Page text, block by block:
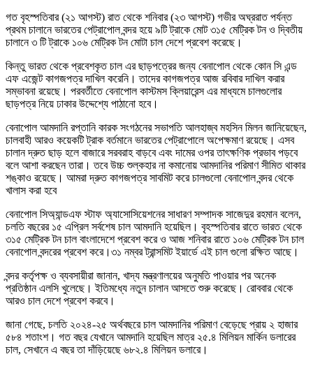
গত বৃহস্পতিবার (২১ আগস্ট) রাত থেকে শনিবার (২৩ আগস্ট) গভীর অঘ্ররাত পর্যন্ত
প্রথম চালানে ভারতের পেট্রাপোল বন্দর হয়ে ৯টি ট্রাকে মোট ৩১৫ মেট্রিক টন ও দ্বিতীয়
চালানে ৩ টি ট্রাকে ১০৬ মেট্রিক টন মোটা চাল দেশে প্রবেশ করেছে।
কিন্তু ভারত থেকে প্রবেশকৃত চাল এর ছাড়পত্রের জন্য বেনাপোল থেকে কোন সি এন্ড
এফ এজেন্ট কাগজপত্র দাখিল করেনি। তাদের কাগজপত্র আজ রবিবার দাখিল করার
সম্ভাবনা রয়েছে। পরবর্তীতে বেনাপোল কাস্টমস ক্লিয়ারেন্স এর মাধ্যমে চালগুলোর
ছাড়পত্র নিয়ে ঢাকার উদ্দেশ্যে পাঠানো হবে।
বেনাপোল আমদানি রপ্তানি কারক সংগঠনের সভাপতি আলহাজ্ব মহসিন মিলন জানিয়েছেন,
চালবাহী আরও কয়েকটি ট্রাক বর্তমানে ভারতের পেট্রাপোলে অপেক্ষমাণ রয়েছে। এসব
চালান দ্রুত ছাড় হলে বাজারে সরবরাহ বাড়বে এবং দামের ওপর তাৎক্ষণিক প্রভাব পড়বে
বলে আশা করছেন তারা। তবে উচ্চ শুল্কহার না কমানোয় আমদানির পরিমাণ সীমিত থাকার
শঙ্কাও রয়েছে। আমরা দ্রুত কাগজপত্র সাবমিট করে চালগুলো বেনাপোল বন্দর থেকে
খালাস করা হবে
বেনাপোল সিঅ্যান্ডএফ স্টাফ অ্যাসোসিয়েশনের সাধারণ সম্পাদক সাজেদুর রহমান বলেন,
চলতি বছরের ১৫ এপ্রিল সর্বশেষ চাল আমদানি হয়েছিল। বৃহস্পতিবার রাতে ভারত থেকে
৩১৫ মেট্রিক টন চাল বাংলাদেশে প্রবেশ করে ও আজ শনিবার রাতে ১০৬ মেট্রিক টন চাল
বেনাপোল বন্দরের প্রবেশ করে।৩১ নম্বর ট্রান্সমিট ইয়ার্ডে এই চাল গুলো রক্ষিত আছে।
বন্দর কর্তৃপক্ষ ও ব্যবসায়ীরা জানান, খাদ্য মন্ত্রণালয়ের অনুমতি পাওয়ার পর অনেক
প্রতিষ্ঠান এলসি খুলেছে। ইতিমধ্যে নতুন চালান আসতে শুরু করেছে। রোববার থেকে
আরও চাল দেশে প্রবেশ করবে।
জানা গেছে, চলতি ২০২৪-২৫ অর্থবছরে চাল আমদানির পরিমাণ বেড়েছে প্রায় ২ হাজার
৫৮৪ শতাংশ। গত বছর যেখানে আমদানি হয়েছিল মাত্র ২৫.৪ মিলিয়ন মার্কিন ডলারের
চাল, সেখানে এ বছর তা দাঁড়িয়েছে ৬৮২.৪ মিলিয়ন ডলারে।